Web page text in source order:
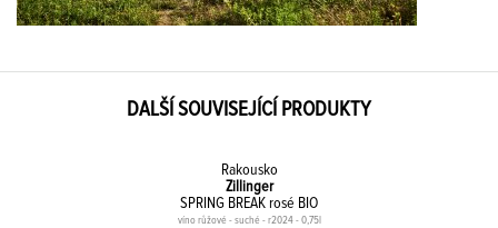
DALŠÍ SOUVISEJÍCÍ PRODUKTY
Rakousko
Zillinger
SPRING BREAK rosé BIO
víno růžové - suché - r2024 - 0,75l